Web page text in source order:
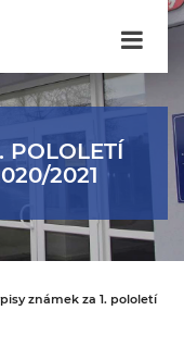
POLOLETÍ
2021
známek za 1. pololetí